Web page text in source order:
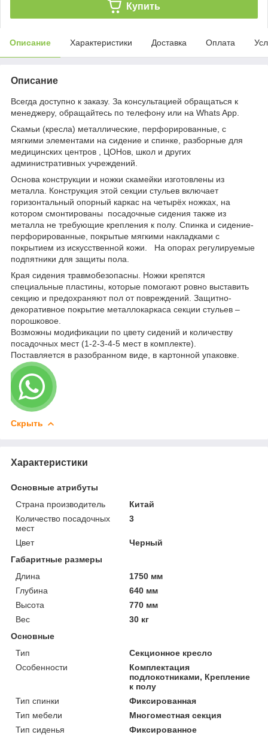
Купить
Описание Характеристики Доставка Оплата
Описание
Всегда доступно к заказу. За консультацией обращаться к
менеджеру, обращайтесь по телефону или на Whats App.
Скамьи (кресла) металлические, перфорированные, с
мягкими элементами на сидение и спинке, разборные для
медицинских центров , ЦОНов, школ и других
административных учреждений.
Основа конструкции и ножки скамейки изготовлены из
металла. Конструкция этой секции стульев включает
горизонтальный опорный каркас на четырёх ножках, на
котором смонтированы посадочные сидения также из
металла не требующие крепления к полу. Спинка и сидение-
перфорированные, покрытые мягкими накладками с
покрытием из искусственной кожи. На опорах регулируемые
подпятники для защиты пола.
Края сидения травмобезопасны. Ножки крепятся
специальные пластины, которые помогают ровно выставить
секцию и предохраняют пол от повреждений. Защитно-
декоративное покрытие металлокаркаса секции стульев –
порошковое.
Возможны модификации по цвету сидений и количеству
посадочных мест (1-2-3-4-5 мест в комплекте).
Поставляется в разобранном виде, в картонной упаковке.
Скрыть
Характеристики
Основные атрибуты
Страна производитель
Китай
Количество посадочных
мест
3
Цвет
Черный
Габаритные размеры
Длина
1750 мм
Глубина
640 мм
Высота
770 мм
Вес
30 кг
Основные
Тип
Секционное кресло
Особенности
Комплектация
подлокотниками, Крепление
к полу
Тип спинки
Фиксированная
Тип мебели
Многоместная секция
Тип сиденья
Фиксированное